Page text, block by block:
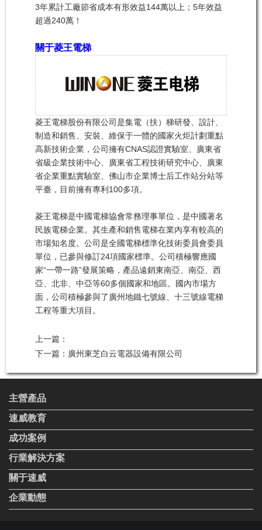
3年累計工廠節省成本有形效益144萬以上；5年效益
超過240萬！
關于菱王電梯
菱王電梯股份有限公司是集電（扶）梯研發、設計、
制造和銷售、安裝、維保于一體的國家火炬計劃重點
高新技術企業，公司擁有CNAS認證實驗室、廣東省
省級企業技術中心、廣東省工程技術研究中心、廣東
省企業重點實驗室、佛山市企業博士后工作站分站等
平臺，目前擁有專利100多項。
菱王電梯是中國電梯協會常務理事單位，是中國著名
民族電梯企業。其生產和銷售電梯在業內享有較高的
市場知名度。公司是全國電梯標準化技術委員會委員
單位，已參與修訂24項國家標準。公司積極響應國
家“一帶一路”發展策略，產品遠銷東南亞、南亞、西
亞、北非、中亞等60多個國家和地區。國內市場方
面，公司積極參與了廣州地鐵七號線、十三號線電梯
工程等重大項目。
上一篇：
下一篇： 廣州東芝白云電器設備有限公司
主營產品
速威教育
成功案例
行業解決方案
關于速威
企業動態